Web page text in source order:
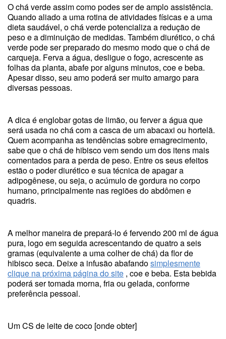
O chá verde assim como podes ser de amplo assistência.
Quando aliado a uma rotina de atividades físicas e a uma
dieta saudável, o chá verde potencializa a redução de
peso e a diminuição de medidas. Também diurético, o chá
verde pode ser preparado do mesmo modo que o chá de
carqueja. Ferva a água, desligue o fogo, acrescente as
folhas da planta, abafe por alguns minutos, coe e beba.
Apesar disso, seu amo poderá ser muito amargo para
diversas pessoas.
A dica é englobar gotas de limão, ou ferver a água que
será usada no chá com a casca de um abacaxi ou hortelã.
Quem acompanha as tendências sobre emagrecimento,
sabe que o chá de hibisco vem sendo um dos itens mais
comentados para a perda de peso. Entre os seus efeitos
estão o poder diurético e sua técnica de apagar a
adipogênese, ou seja, o acúmulo de gordura no corpo
humano, principalmente nas regiões do abdômen e
quadris.
A melhor maneira de prepará-lo é fervendo 200 ml de água
pura, logo em seguida acrescentando de quatro a seis
gramas (equivalente a uma colher de chá) da flor de
hibisco seca. Deixe a infusão abafandosimplesmente
clique na próxima página do site , coe e beba. Esta bebida
poderá ser tomada morna, fria ou gelada, conforme
preferência pessoal.
Um CS de leite de coco [onde obter]